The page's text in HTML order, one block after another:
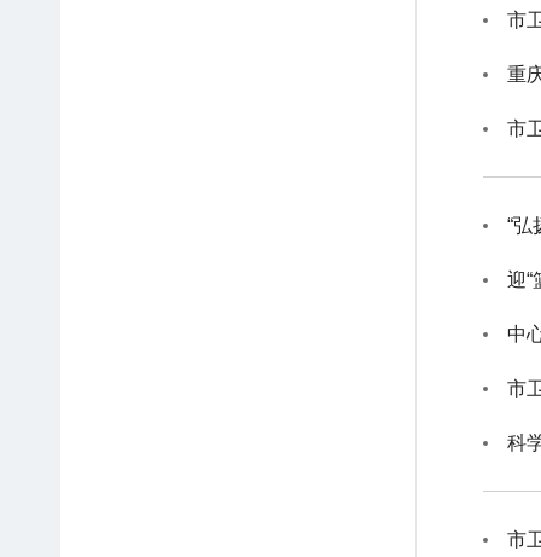
市
市